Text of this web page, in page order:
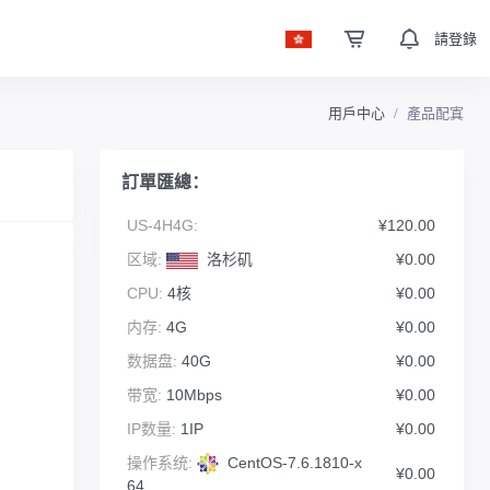
請登錄
用戶中心 產品配寘
訂單匯總：
US-4H4G:
¥120.00
区域:
洛杉矶
¥0.00
CPU: 4核
¥0.00
内存: 4G
¥0.00
数据盘: 40G
¥0.00
带宽: 10Mbps
¥0.00
IP数量: 1IP
¥0.00
操作系统:
CentOS-7.6.1810-x
64
¥0.00